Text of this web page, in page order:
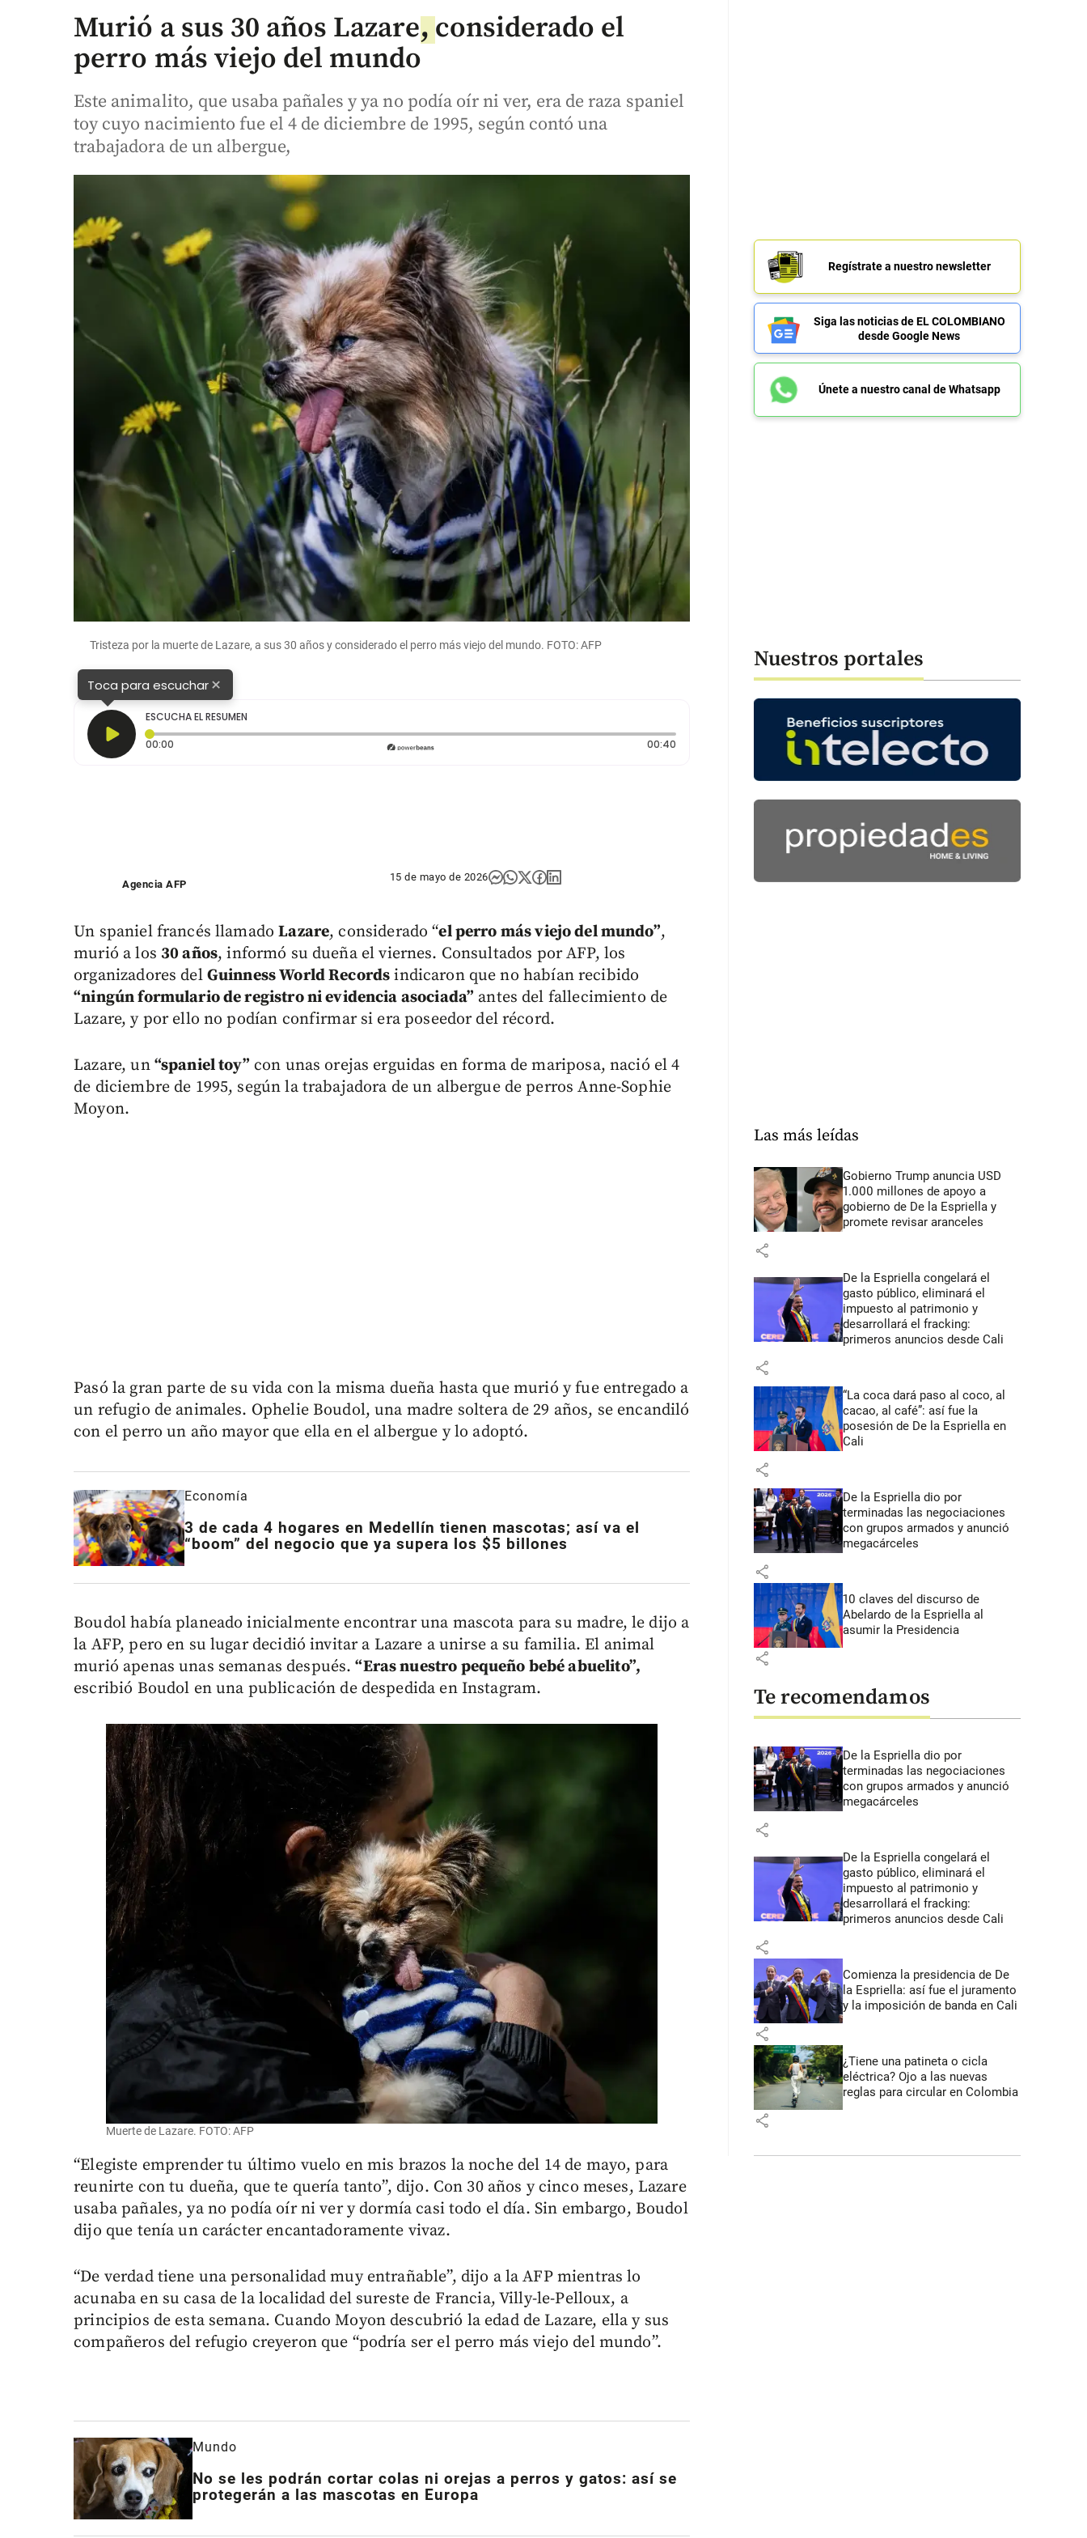
Murió a sus 30 años Lazare,considerado el
perro más viejo del mundo
Este animalito, que usaba pañales y ya no podía oír ni ver, era de raza spaniel
toy cuyo nacimiento fue el 4 de diciembre de 1995, según contó una
trabajadora de un albergue,
Tristeza por la muerte de Lazare, a sus 30 años y considerado el perro más viejo del mundo. FOTO: AFP
Toca para escuchar×
ESCUCHA EL RESUMEN
00:00
00:40Duración: 40 segundos
Agencia AFP
15 de mayo de 2026
Un spaniel francés llamadoLazare, considerado “el perro más viejo del mundo”,
murió a los 30 años, informó su dueña el viernes. Consultados por AFP, los
organizadores del Guinness World Records indicaron que no habían recibido
“ningún formulario de registro ni evidencia asociada” antes del fallecimiento de
Lazare, y por ello no podían confirmar si era poseedor del récord.
Lazare, un “spaniel toy” con unas orejas erguidas en forma de mariposa, nació el 4
de diciembre de 1995, según la trabajadora de un albergue de perros Anne-Sophie
Moyon.
Pasó la gran parte de su vida con la misma dueña hasta que murió y fue entregado a
un refugio de animales. Ophelie Boudol, una madre soltera de 29 años, se encandiló
con el perro un año mayor que ella en el albergue y lo adoptó.
Economía
3 de cada 4 hogares en Medellín tienen mascotas; así va el
“boom” del negocio que ya supera los $5 billones
Boudol había planeado inicialmente encontrar una mascota para su madre, le dijo a
la AFP, pero en su lugar decidió invitar a Lazare a unirse a su familia. El animal
murió apenas unas semanas después.“Eras nuestro pequeño bebé abuelito”,
escribió Boudol en una publicación de despedida en Instagram.
Muerte de Lazare. FOTO: AFP
“Elegiste emprender tu último vuelo en mis brazos la noche del 14 de mayo, para
reunirte con tu dueña, que te quería tanto”, dijo. Con 30 años y cinco meses, Lazare
usaba pañales, ya no podía oír ni ver y dormía casi todo el día. Sin embargo, Boudol
dijo que tenía un carácter encantadoramente vivaz.
“De verdad tiene una personalidad muy entrañable”, dijo a la AFP mientras lo
acunaba en su casa de la localidad del sureste de Francia, Villy-le-Pelloux, a
principios de esta semana. Cuando Moyon descubrió la edad de Lazare, ella y sus
compañeros del refugio creyeron que “podría ser el perro más viejo del mundo”.
Mundo
No se les podrán cortar colas ni orejas a perros y gatos: así se
protegerán a las mascotas en Europa
Regístrate a nuestro newsletter
Siga las noticias de EL COLOMBIANO
desde Google News
Únete a nuestro canal de Whatsapp
Nuestros portales
Las más leídas
Gobierno Trump anuncia USD
1.000 millones de apoyo a
gobierno de De la Espriella y
promete revisar aranceles
share
De la Espriella congelará el
gasto público, eliminará el
impuesto al patrimonio y
desarrollará el fracking:
primeros anuncios desde Cali
share
“La coca dará paso al coco, al
cacao, al café”: así fue la
posesión de De la Espriella en
Cali
share
De la Espriella dio por
terminadas las negociaciones
con grupos armados y anunció
megacárceles
share
10 claves del discurso de
Abelardo de la Espriella al
asumir la Presidencia
share
Te recomendamos
De la Espriella dio por
terminadas las negociaciones
con grupos armados y anunció
megacárceles
share
De la Espriella congelará el
gasto público, eliminará el
impuesto al patrimonio y
desarrollará el fracking:
primeros anuncios desde Cali
share
Comienza la presidencia de De
la Espriella: así fue el juramento
y la imposición de banda en Cali
share
¿Tiene una patineta o cicla
eléctrica? Ojo a las nuevas
reglas para circular en Colombia
share